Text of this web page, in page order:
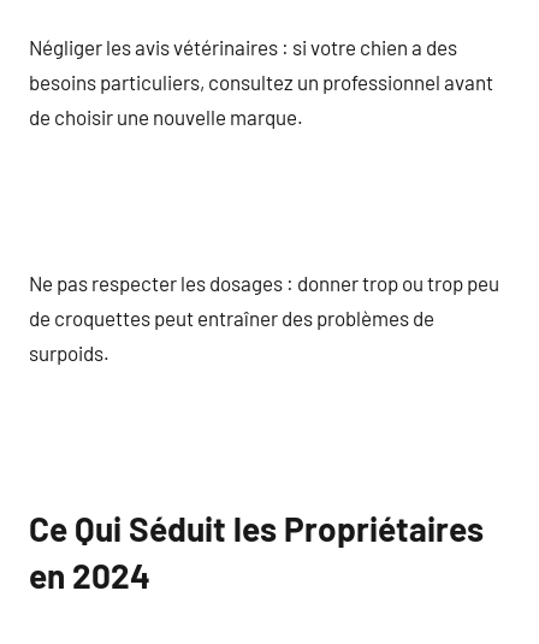
Négliger les avis vétérinaires : si votre chien a des
besoins particuliers, consultez un professionnel avant
de choisir une nouvelle marque.
Ne pas respecter les dosages : donner trop ou trop peu
de croquettes peut entraîner des problèmes de
surpoids.
Ce Qui Séduit les Propriétaires
en 2024